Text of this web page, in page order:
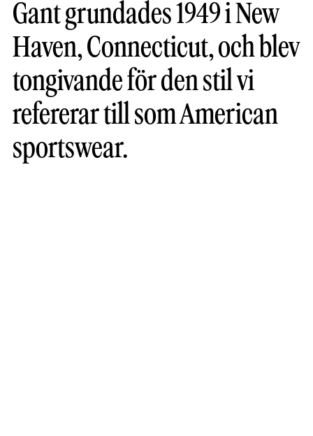
Gant grundades 1949 i New
Haven, Connecticut, och blev
tongivande för den stil vi
refererar till som American
sportswear.